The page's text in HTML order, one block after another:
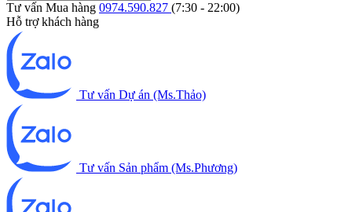
Tư vấn Mua hàng 0974.590.827 (7:30 - 22:00)
Hỗ trợ khách hàng
Tư vấn Dự án (Ms.Thảo)
Tư vấn Sản phẩm (Ms.Phương)